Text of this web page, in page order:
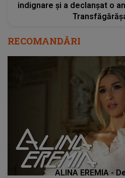
indignare și a declanșat o
RECOMANDĂRI
ALINA EREMIA -